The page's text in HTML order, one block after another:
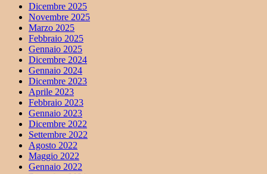
Dicembre 2025
Novembre 2025
Marzo 2025
Febbraio 2025
Gennaio 2025
Dicembre 2024
Gennaio 2024
Dicembre 2023
Aprile 2023
Febbraio 2023
Gennaio 2023
Dicembre 2022
Settembre 2022
Agosto 2022
Maggio 2022
Gennaio 2022